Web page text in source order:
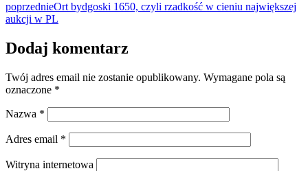
poprzednieOrt bydgoski 1650, czyli rzadkość w cieniu największej
aukcji w PL
Dodaj komentarz
Twój adres email nie zostanie opublikowany. Wymagane pola są
oznaczone *
Nazwa *
Adres email *
Witryna internetowa